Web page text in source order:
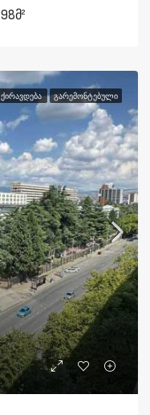
98მ²
ᲥᲘᲠᲐᲕᲓᲔᲑᲐ ᲒᲐᲠᲔᲛᲝᲜᲢᲔᲑᲣᲚᲘ